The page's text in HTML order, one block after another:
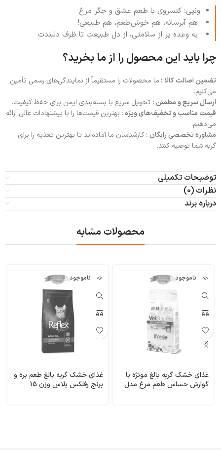
ونپی؛ کنسروی با طعم عشق و جگر مرغ
هم آبرسانه، هم خوش‌طعم، هم طبیعی!
یه وعده پر از سلامتی، از دل طبیعت تا ظرف دلبندت
چرا باید این محصول را از ما بخرید؟
تضمین اصالت کالا : ما محصولات را مستقیماً از نمایندگی‌های رسمی تأمین
می‌کنیم.
ارسال سریع و مطمئن : تحویل سریع با بسته‌بندی ایمن برای حفظ کیفیت.
قیمت مناسب و تخفیف‌های ویژه : بهترین قیمت‌ها را با پیشنهادات عالی ارائه
می‌دهیم.
مشاوره تخصصی رایگان :کارشناسان ما آماده‌اند تا بهترین تغذیه را برای
گربه شما توصیه کنند.
توضیحات تکمیلی
نظرات (0)
درباره برند
محصولات مشابه
ناموجود
غذای خشک گربه بالغ مونژه با
گوارش حساس طعم مرغ مدل
ناموجود
غذای خشک گربه بالغ طعم بره و
برنج رفلکس پلاس وزن 15